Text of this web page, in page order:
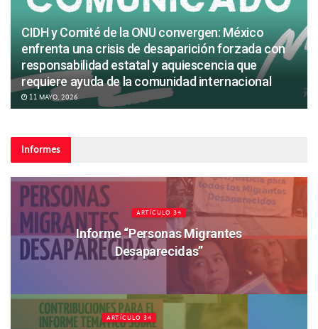
CIDH y Comité de la ONU convergen: México
enfrenta una crisis de desaparición forzada con
responsabilidad estatal y aquiescencia que
requiere ayuda de la comunidad internacional
11 MAYO, 2026
Foro virtual “México ante la Asamblea General de
la ONU”
30 ABRIL, 2026
Informes
ARTÍCULO 34
Informe “Personas Migrantes
Desaparecidas”
ARTÍCULO 34